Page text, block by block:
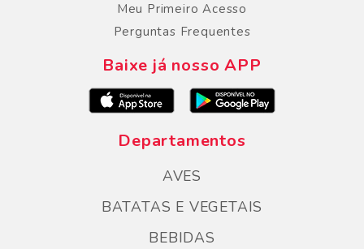
Meu Primeiro Acesso
Perguntas Frequentes
Baixe já nosso APP
Departamentos
AVES
BATATAS E VEGETAIS
BEBIDAS